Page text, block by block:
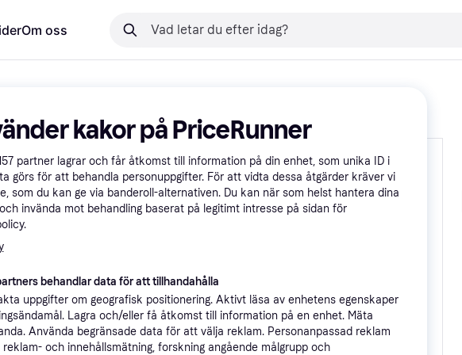
Om oss
kakor på PriceRunner
partner lagrar och får åtkomst till information på din enhet, som unika ID i
görs för att behandla personuppgifter. För att vidta dessa åtgärder kräver vi
som du kan ge via banderoll-alternativen. Du kan när som helst hantera dina
invända mot behandling baserat på legitimt intresse på sidan för
behandlar data för att tillhandahålla
uppgifter om geografisk positionering. Aktivt läsa av enhetens egenskaper
Lagra och/eller få åtkomst till information på en enhet. Mäta
Använda begränsade data för att välja reklam. Personanpassad reklam
reklam- och innehållsmätning, forskning angående målgrupp och